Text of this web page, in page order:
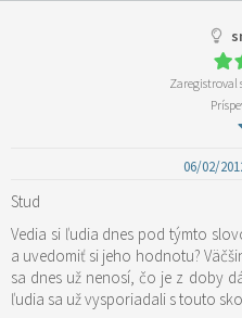
Zaregistroval
06/02/
Stud
Vedia si ľudia dnes pod týmto
a uvedomiť si jeho hodnotu?
sa dnes už nenosí, čo je z doby
ľudia sa už vysporiadali s touto